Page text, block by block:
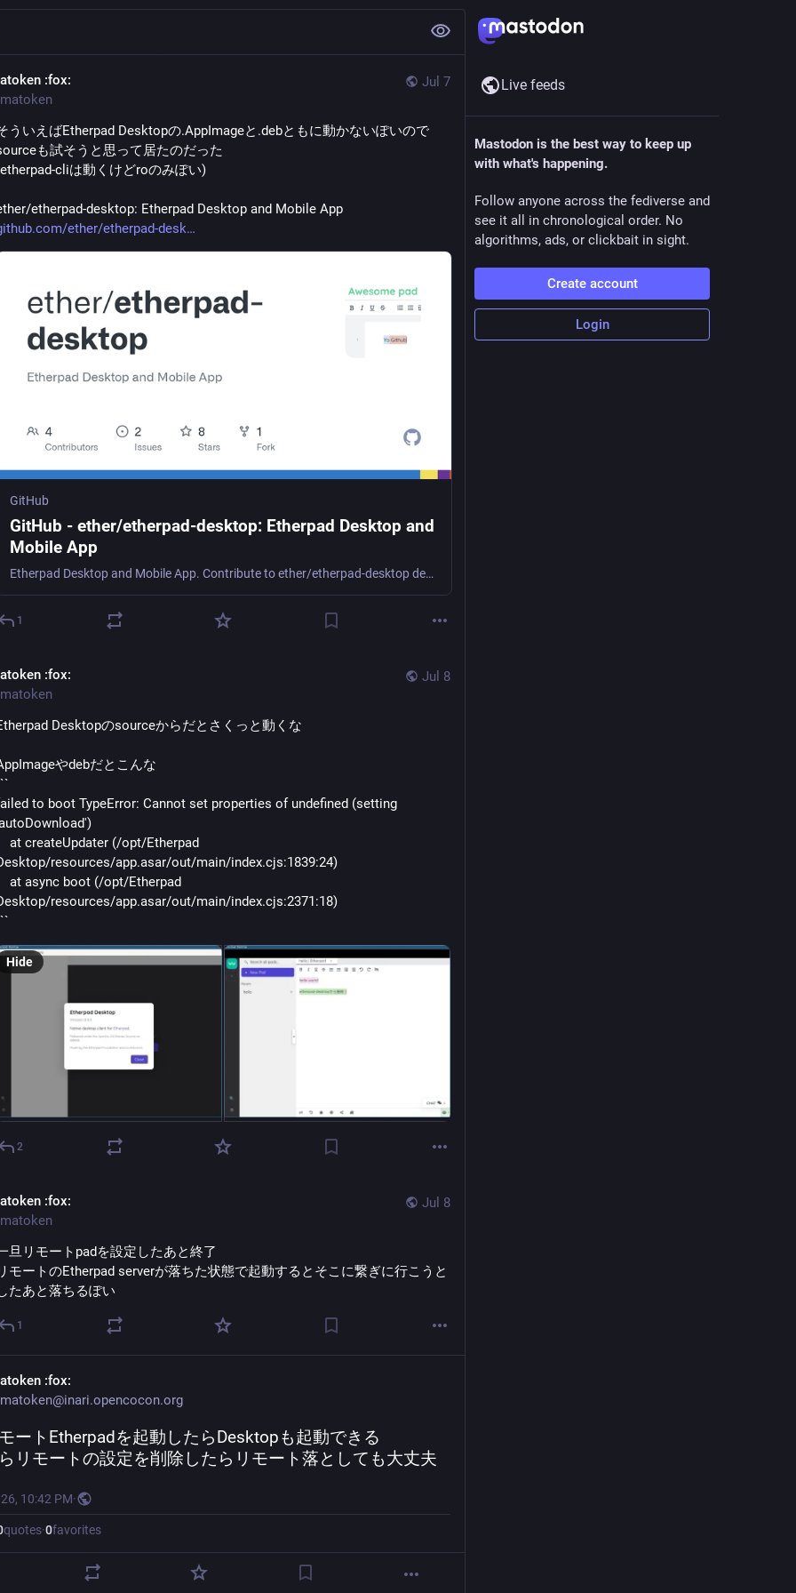
Jul 7
:fox:
ういえばEtherpad Desktopの.AppImageと.debともに動かないぽいので
も試そうと思って居たのだった
cliは動くけどroのみぽい)
etherpad-desktop: Etherpad Desktop and Mobile App
ether/etherpad-desk
GitHub
GitHub - ether/etherpad-desktop: Etherpad Desktop and
Mobile App
Etherpad Desktop and Mobile App. Contribute to ether/etherpad-desktop development by creating an account on GitHub.
1
Jul 8
:fox:
Desktopのsourceからだとさくっと動くな
やdebだとこんな
to boot TypeError: Cannot set properties of undefined (setting
resources/app.asar/out/main/index.cjs:1839:24)
resources/app.asar/out/main/index.cjs:2371:18)
Hide
2
Jul 8
:fox:
旦リモートpadを設定したあと終了
モートのEtherpad serverが落ちた状態で起動するとそこに繋ぎに行こうと
たあと落ちるぽい
1
:fox:
ートEtherpadを起動したらDesktopも起動できる
リモートの設定を削除したらリモート落としても大丈夫
10:42 PM·
quotes·0favorites
Live feeds
Mastodon is the best way to keep up
with what's happening.
Follow anyone across the fediverse and
see it all in chronological order. No
algorithms, ads, or clickbait in sight.
Create account
Login